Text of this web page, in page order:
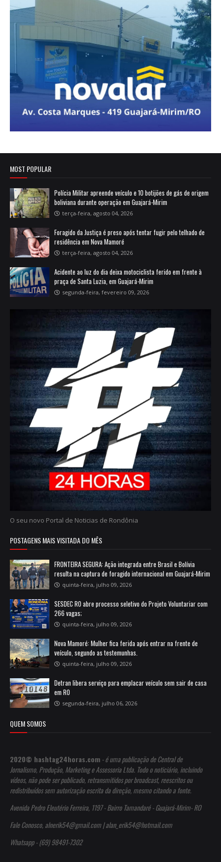
MOST POPULAR
Polícia Militar apreende veículo e 10 botijões de gás de origem
boliviana durante operação em Guajará-Mirim
terça-feira, agosto 04, 2026
Foragido da Justiça é preso após tentar fugir pelo telhado de
residência em Nova Mamoré
terça-feira, agosto 04, 2026
Acidente ao luz do dia deixa motociclista ferido em frente à
praça de Santa Luzia, em Guajará-Mirim
segunda-feira, fevereiro 09, 2026
O seu novo Portal de Noticias de Rondônia
POSTAGENS MAIS VISITADA DO MÊS
FRONTEIRA SEGURA: Ação integrada entre Brasil e Bolívia
resulta na captura de foragido internacional em Guajará-Mirim
quinta-feira, julho 09, 2026
SESDEC RO abre processo seletivo do Projeto Voluntariar com
266 vagas;
quinta-feira, julho 09, 2026
Nova Mamoré: Mulher fica ferida após entrar na frente de
veículo, segundo as testemunhas.
quinta-feira, julho 09, 2026
Detran libera serviço para emplacar veículo sem sair de casa
em RO
segunda-feira, julho 06, 2026
QUEM SOMOS
2020© hashtag24horas.com - é uma publicação de Central de
Jornalismo, Produção, Marketing e Assessoria Ltda. Todo o noticiário, incluindo
vídeos, não pode ser publicado, retransmitidos por broadcast, reescritos ou
redistribuídos sem autorização escrita da direção, mesmo citando a fonte.
Avenida Pedro Eleutério Ferreira, 1197 - Bairro Tamandaré - Guajará-Mirim- RO
Fale Conosco, alnerik54@gmail.com | alan_erik54@hotmail.com
Whatsapp - (69) 98491-7302